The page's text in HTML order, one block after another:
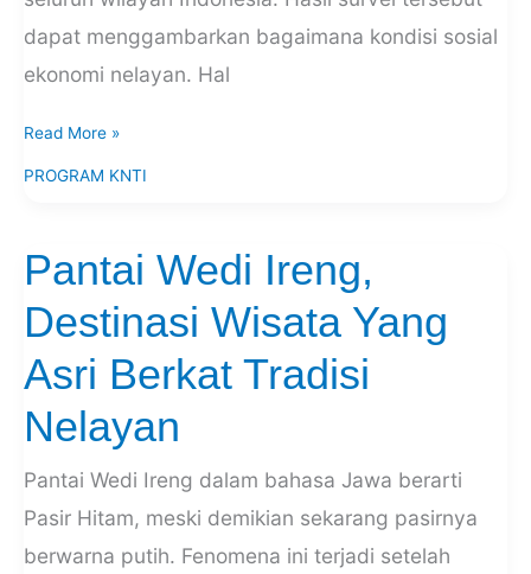
dapat menggambarkan bagaimana kondisi sosial
ekonomi nelayan. Hal
Read More »
PROGRAM KNTI
Pantai Wedi Ireng,
Destinasi Wisata Yang
Asri Berkat Tradisi
Nelayan
Pantai Wedi Ireng dalam bahasa Jawa berarti
Pasir Hitam, meski demikian sekarang pasirnya
berwarna putih. Fenomena ini terjadi setelah
Pantai
Wedi
Ireng,
Wisata
Asri
Nelayan